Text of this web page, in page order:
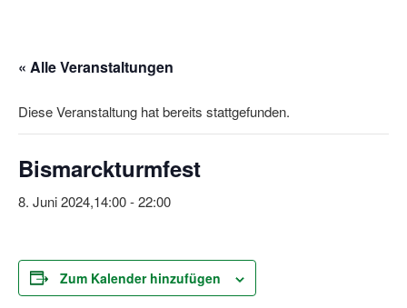
« Alle Veranstaltungen
Diese Veranstaltung hat bereits stattgefunden.
Bismarckturmfest
8. Juni 2024,14:00-22:00
Zum Kalender hinzufügen